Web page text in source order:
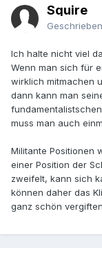
Squire
Geschrieben
Ich halte nicht viel
Wenn man sich für
wirklich mitmachen
dann kann man
muss man auch
Militante Positionen
einer Position der
zweifelt, kann sich
können daher das
ganz schön